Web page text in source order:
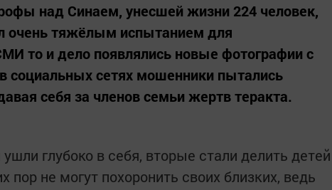
над Синаем, унесшей жизни 224 человек,
очень тяжёлым испытанием для
то и дело появлялись новые фотографии с
социальных сетях мошенники пытались
себя за членов семьи жертв теракта.
глубоко в себя, вторые стали делить детей
пор не могут похоронить своих близких, ведь